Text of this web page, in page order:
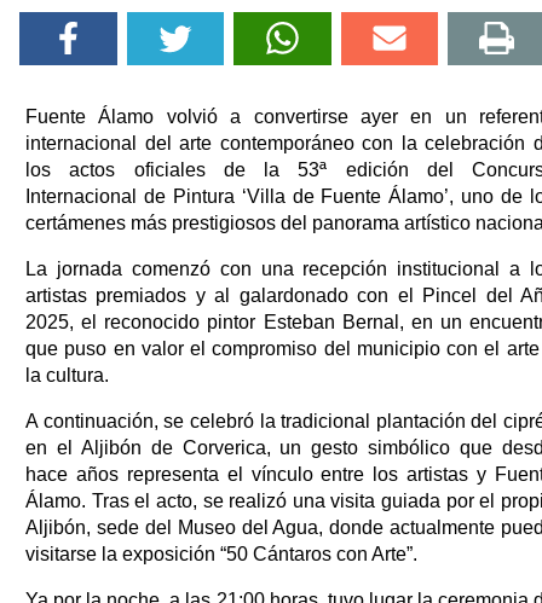
Fuente Álamo volvió a convertirse ayer en un
internacional del arte contemporáneo con la celebración
los actos oficiales de la 53ª edición del
Internacional de Pintura ‘Villa de Fuente Álamo’, uno de
certámenes más prestigiosos del panorama artístico
La jornada comenzó con una recepción institucional a
artistas premiados y al galardonado con el Pincel del
2025, el reconocido pintor Esteban Bernal, en un
que puso en valor el compromiso del municipio con el
la cultura.
A continuación, se celebró la tradicional plantación del
en el Aljibón de Corverica, un gesto simbólico que
hace años representa el vínculo entre los artistas y
Álamo. Tras el acto, se realizó una visita guiada por el
Aljibón, sede del Museo del Agua, donde actualmente
visitarse la exposición “50 Cántaros con Arte”.